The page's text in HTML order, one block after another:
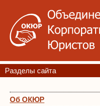
Разделы сайта
Об ОКЮР